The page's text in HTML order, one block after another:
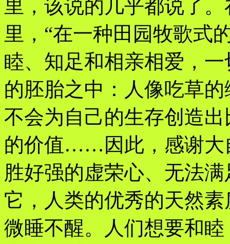
里，该说的几乎都说了
里，“在一种田园牧歌式
睦、知足和相亲相爱，
的胚胎之中：人像吃草
不会为自己的生存创造
的价值……因此，感谢大
胜好强的虚荣心、无法
它，人类的优秀的天然
微睡不醒。人们想要和